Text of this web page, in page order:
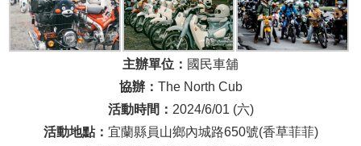
主辦單位： 國民車舖
協辦： The North Cub
活動時間： 2024/6/01 (六)
活動地點： 宜蘭縣員山鄉內城路650號(香草菲菲)